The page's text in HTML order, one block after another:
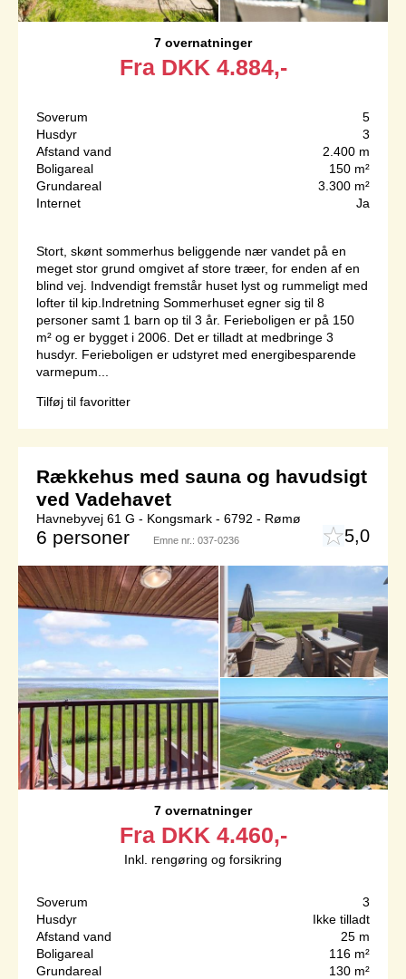
7 overnatninger
Fra DKK 4.884,-
Soverum
5
Husdyr
3
Afstand vand
2.400 m
Boligareal
150 m²
Grundareal
3.300 m²
Internet
Ja
Stort, skønt sommerhus beliggende nær vandet på en
meget stor grund omgivet af store træer, for enden af en
blind vej. Indvendigt fremstår huset lyst og rummeligt med
lofter til kip.Indretning Sommerhuset egner sig til 8
personer samt 1 barn op til 3 år. Ferieboligen er på 150
m² og er bygget i 2006. Det er tilladt at medbringe 3
husdyr. Ferieboligen er udstyret med energibesparende
varmepum...
Tilføj til favoritter
Rækkehus med sauna og havudsigt
ved Vadehavet
Havnebyvej 61 G - Kongsmark - 6792 - Rømø
6 personer Emne nr.: 037-0236 5,0
7 overnatninger
Fra DKK 4.460,-
Inkl. rengøring og forsikring
Soverum
3
Husdyr
Ikke tilladt
Afstand vand
25 m
Boligareal
116 m²
Grundareal
130 m²